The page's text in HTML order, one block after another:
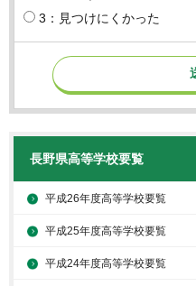
3：見つけにくかった
長野県高等学校要覧
平成26年度高等学校要覧
平成25年度高等学校要覧
平成24年度高等学校要覧